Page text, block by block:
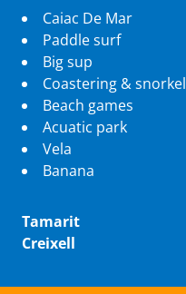
Caiac De Mar
Paddle surf
Big sup
Coastering & snorkel
Beach games
Acuatic park
Vela
Banana
Tamarit
Creixell